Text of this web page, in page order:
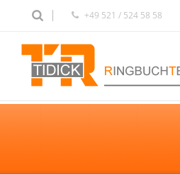
+49 521 / 524 58 58